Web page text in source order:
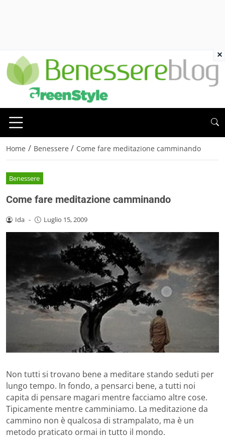
Home / Benessere / Come fare meditazione camminando
Benessere
Come fare meditazione camminando
Ida - Luglio 15, 2009
Non tutti si trovano bene a meditare stando seduti per
lungo tempo. In fondo, a pensarci bene, a tutti noi
capita di pensare magari mentre facciamo altre cose.
Tipicamente mentre camminiamo. La meditazione da
cammino non è qualcosa di strampalato, ma è un
metodo praticato ormai in tutto il mondo.
×